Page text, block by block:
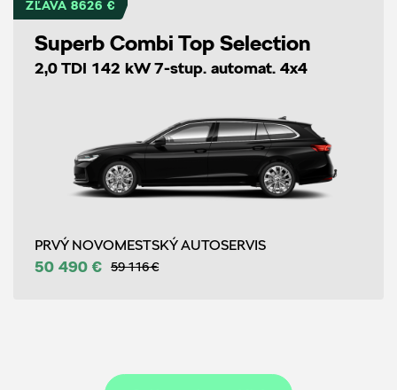
ZĽAVA 8626 €
Superb Combi Top Selection
2,0 TDI 142 kW 7-stup. automat. 4x4
PRVÝ NOVOMESTSKÝ AUTOSERVIS
50 490 € 59 116 €